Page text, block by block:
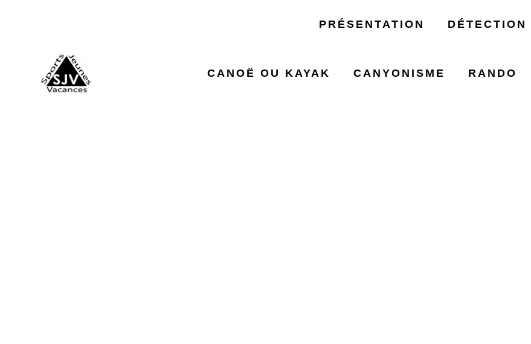
PRÉSENTATION DÉTECTION
CANOË OU KAYAK CANYONISME RANDO